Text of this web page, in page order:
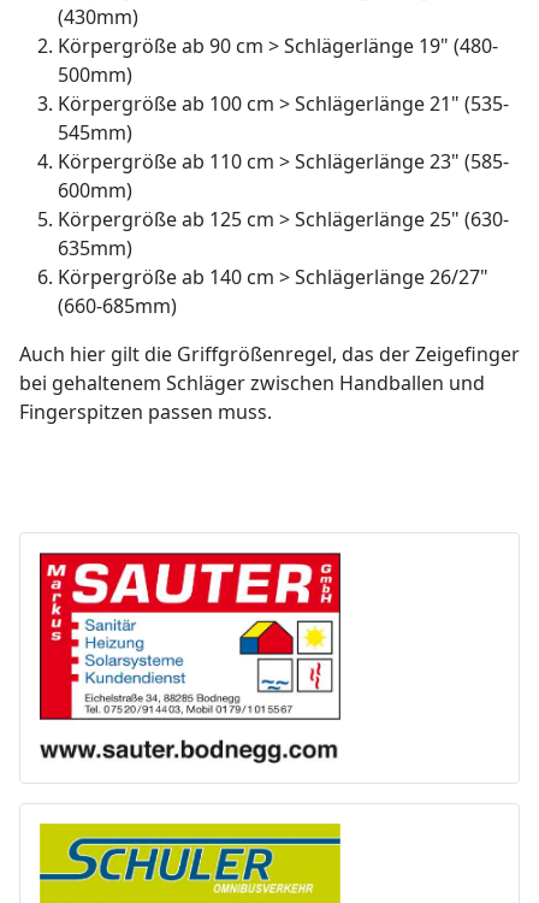
(430mm)
Körpergröße ab 90 cm > Schlägerlänge 19" (480-
500mm)
Körpergröße ab 100 cm > Schlägerlänge 21" (535-
545mm)
Körpergröße ab 110 cm > Schlägerlänge 23" (585-
600mm)
Körpergröße ab 125 cm > Schlägerlänge 25" (630-
635mm)
Körpergröße ab 140 cm > Schlägerlänge 26/27"
(660-685mm)
Auch hier gilt die Griffgrößenregel, das der Zeigefinger
bei gehaltenem Schläger zwischen Handballen und
Fingerspitzen passen muss.